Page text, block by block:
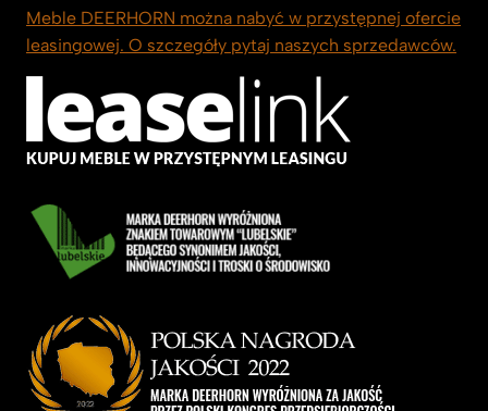
Meble DEERHORN można nabyć w przystępnej ofercie
leasingowej. O szczegóły pytaj naszych sprzedawców.